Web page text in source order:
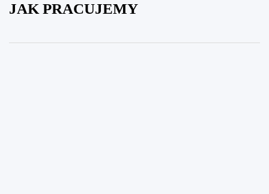
JAK PRACUJEMY